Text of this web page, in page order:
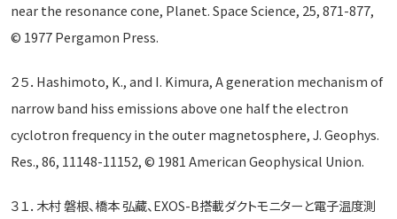
near the resonance cone, Planet. Space Science, 25, 871-877,
© 1977 Pergamon Press.
２５．Hashimoto, K., and I. Kimura, A generation mechanism of
narrow band hiss emissions above one half the electron
cyclotron frequency in the outer magnetosphere, J. Geophys.
Res., 86, 11148-11152, © 1981 American Geophysical Union.
３１．木村 磐根、橋本 弘藏、EXOS-B搭載ダクトモニターと電子温度測